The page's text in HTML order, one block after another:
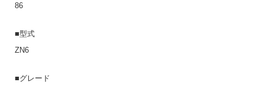
86
■型式
ZN6
■グレード